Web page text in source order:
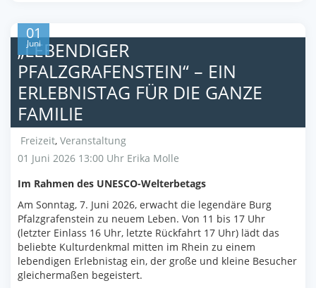
01
Juni
„LEBENDIGER
PFALZGRAFENSTEIN“ – EIN
ERLEBNISTAG FÜR DIE GANZE
FAMILIE
Freizeit, Veranstaltung
01 Juni 2026 13:00 Uhr Erika Molle
Im Rahmen des UNESCO-Welterbetags
Am Sonntag, 7. Juni 2026, erwacht die legendäre Burg
Pfalzgrafenstein zu neuem Leben. Von 11 bis 17 Uhr
(letzter Einlass 16 Uhr, letzte Rückfahrt 17 Uhr) lädt das
beliebte Kulturdenkmal mitten im Rhein zu einem
lebendigen Erlebnistag ein, der große und kleine Besucher
gleichermaßen begeistert.